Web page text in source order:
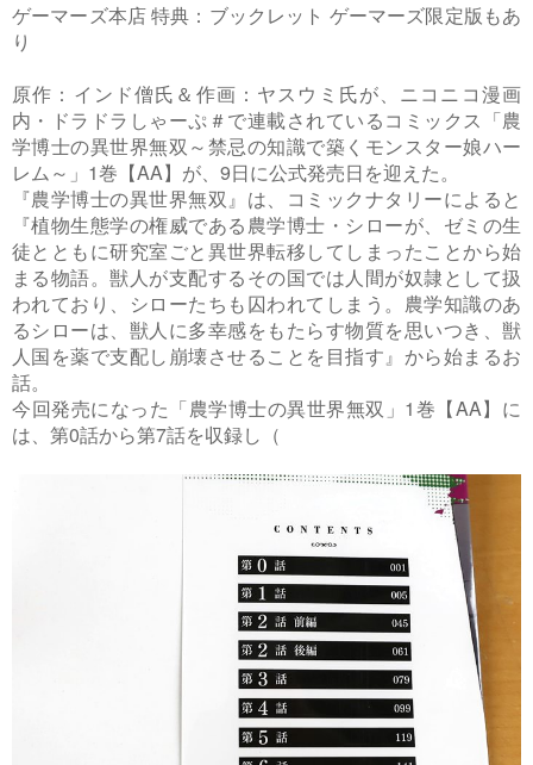
ゲーマーズ本店 特典：ブックレット ゲーマーズ限定版もあ
り
原作：インド僧氏＆作画：ヤスウミ氏が、ニコニコ漫画
内・ドラドラしゃーぷ＃で連載されているコミックス「農
学博士の異世界無双～禁忌の知識で築くモンスター娘ハー
レム～」1巻【AA】が、9日に公式発売日を迎えた。
『農学博士の異世界無双』は、コミックナタリーによると
『植物生態学の権威である農学博士・シローが、ゼミの生
徒とともに研究室ごと異世界転移してしまったことから始
まる物語。獣人が支配するその国では人間が奴隷として扱
われており、シローたちも囚われてしまう。農学知識のあ
るシローは、獣人に多幸感をもたらす物質を思いつき、獣
人国を薬で支配し崩壊させることを目指す』から始まるお
話。
今回発売になった「農学博士の異世界無双」1巻【AA】に
は、第0話から第7話を収録し（